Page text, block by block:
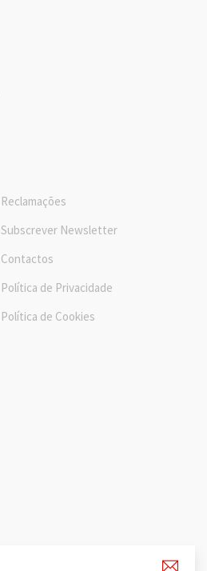
Reclamações
Subscrever Newsletter
Contactos
Política de Privacidade
Política de Cookies